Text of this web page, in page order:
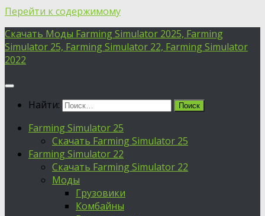
Перейти к содержимому
Скачать Моды Farming Simulator 2025, Farming
Simulator 25, Farming Simulator 22, Farming Simulator
2022
Найти:
Farming Simulator 25
Скачать Farming Simulator 25
Farming Simulator 22
Скачать Farming Simulator 22
Моды
Грузовики
Комбайны